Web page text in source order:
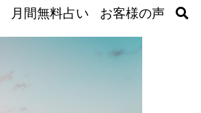
月間無料占い お客様の声